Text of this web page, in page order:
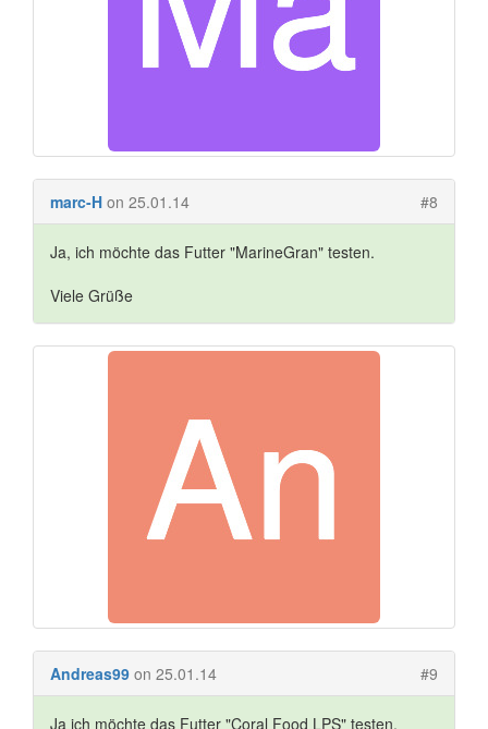
marc-H on 25.01.14 #8
Ja, ich möchte das Futter "MarineGran" testen.
Viele Grüße
Andreas99 on 25.01.14 #9
Ja ich möchte das Futter "Coral Food LPS" testen,